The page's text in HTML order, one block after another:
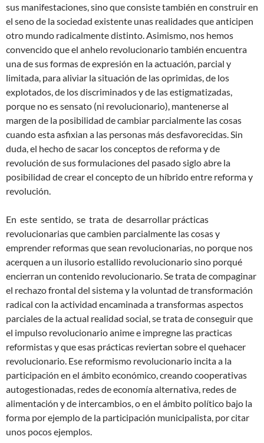
sus manifestaciones, sino que consiste también en construir en
el seno de la sociedad existente unas realidades que anticipen
otro mundo radicalmente distinto. Asimismo, nos hemos
convencido que el anhelo revolucionario también encuentra
una de sus formas de expresión en la actuación, parcial y
limitada, para aliviar la situación de las oprimidas, de los
explotados, de los discriminados y de las estigmatizadas,
porque no es sensato (ni revolucionario), mantenerse al
margen de la posibilidad de cambiar parcialmente las cosas
cuando esta asfixian a las personas más desfavorecidas. Sin
duda, el hecho de sacar los conceptos de reforma y de
revolución de sus formulaciones del pasado siglo abre la
posibilidad de crear el concepto de un híbrido entre reforma y
revolución.
En este sentido, se trata de desarrollar prácticas
revolucionarias que cambien parcialmente las cosas y
emprender reformas que sean revolucionarias, no porque nos
acerquen a un ilusorio estallido revolucionario sino porqué
encierran un contenido revolucionario. Se trata de compaginar
el rechazo frontal del sistema y la voluntad de transformación
radical con la actividad encaminada a transformas aspectos
parciales de la actual realidad social, se trata de conseguir que
el impulso revolucionario anime e impregne las practicas
reformistas y que esas prácticas reviertan sobre el quehacer
revolucionario. Ese reformismo revolucionario incita a la
participación en el ámbito económico, creando cooperativas
autogestionadas, redes de economía alternativa, redes de
alimentación y de intercambios, o en el ámbito político bajo la
forma por ejemplo de la participación municipalista, por citar
unos pocos ejemplos.